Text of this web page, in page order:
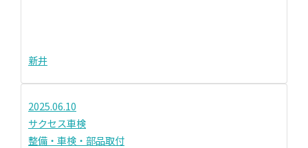
新井
2025.06.10
サクセス車検
整備・車検・部品取付